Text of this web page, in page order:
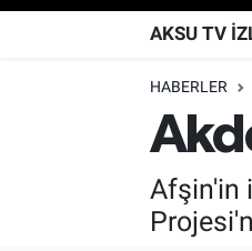
AKSU TV
HABERLER
Afşin'in
KAHRAMANMARAŞ
Hava Durumu
Kahramanmaraş
Trafik Durumu
TFF 2.Lig Kırmızı